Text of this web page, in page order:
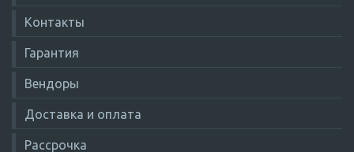
Контакты
Гарантия
Вендоры
Доставка и оплата
Рассрочка